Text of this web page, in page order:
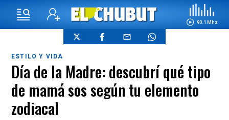
90.1 Mhz
ESTILO Y VIDA
Día de la Madre: descubrí qué tipo
de mamá sos según tu elemento
zodiacal